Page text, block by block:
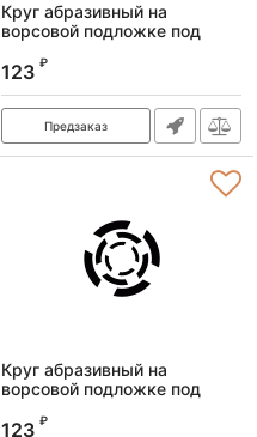
Круг абразивный на
ворсовой подложке под
шт.// Сибртех
Артикул: 738737
123 ₽
Предзаказ
Круг абразивный на
ворсовой подложке под
шт.// Сибртех
123 ₽